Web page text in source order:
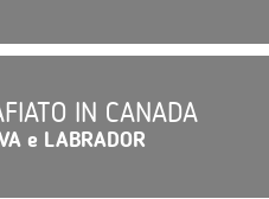
IN CANADA
e LABRADOR